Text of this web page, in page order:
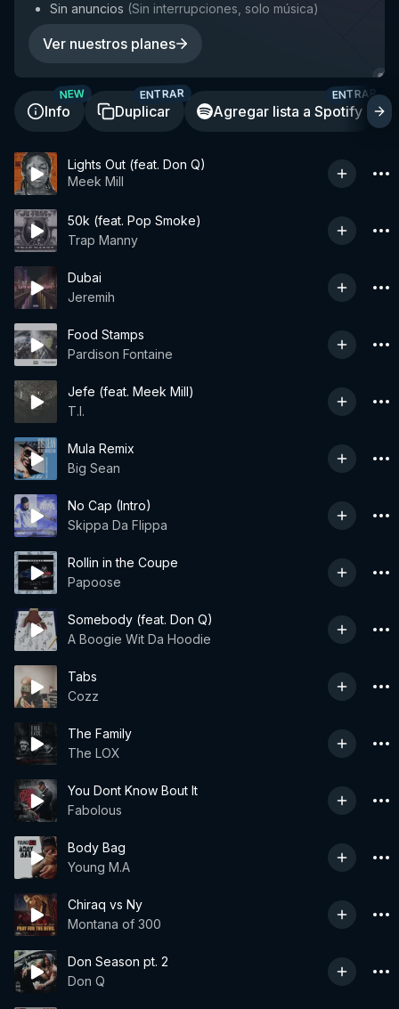
Sin anuncios (Sin interrupciones, solo música)
Ver nuestros planes
Info
NEW
Duplicar
ENTRAR
Agregar lista a Spotify
ENTRAR
Lights Out (feat. Don Q)
Meek Mill
50k (feat. Pop Smoke)
Trap Manny
Dubai
Jeremih
Food Stamps
Pardison Fontaine
Jefe (feat. Meek Mill)
T.I.
Mula Remix
Big Sean
No Cap (Intro)
Skippa Da Flippa
Rollin in the Coupe
Papoose
Somebody (feat. Don Q)
A Boogie Wit Da Hoodie
Tabs
Cozz
The Family
The LOX
You Dont Know Bout It
Fabolous
Body Bag
Young M.A
Chiraq vs Ny
Montana of 300
Don Season pt. 2
Don Q